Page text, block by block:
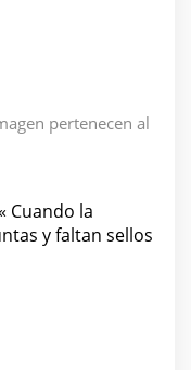
pertenecen al
Cuando la
y faltan sellos